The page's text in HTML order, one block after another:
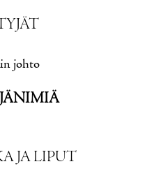
joh­to
JA LI­PUT